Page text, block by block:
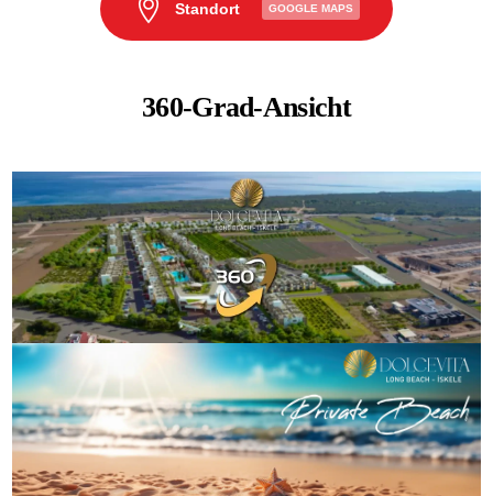
Standort GOOGLE MAPS
360-Grad-Ansicht